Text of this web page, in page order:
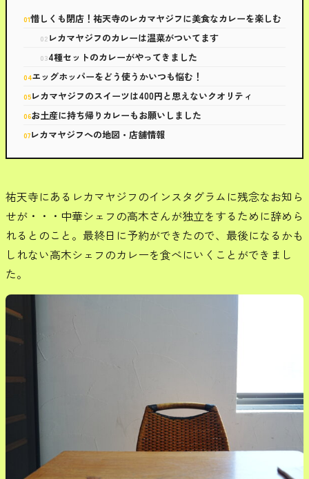
惜しくも閉店！祐天寺のレカマヤジフに美食なカレーを楽しむ
レカマヤジフのカレーは温菜がついてます
4種セットのカレーがやってきました
エッグホッパーをどう使うかいつも悩む！
レカマヤジフのスイーツは400円と思えないクオリティ
お土産に持ち帰りカレーもお願いしました
レカマヤジフへの地図・店舗情報
祐天寺にあるレカマヤジフのインスタグラムに残念なお知ら
せが・・・中華シェフの高木さんが独立をするために辞めら
れるとのこと。最終日に予約ができたので、最後になるかも
しれない高木シェフのカレーを食べにいくことができまし
た。